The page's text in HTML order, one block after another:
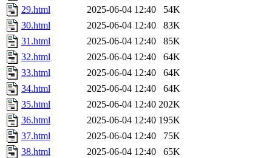
29.html
2025-06-04 12:40
54K
30.html
2025-06-04 12:40
83K
31.html
2025-06-04 12:40
85K
32.html
2025-06-04 12:40
64K
33.html
2025-06-04 12:40
64K
34.html
2025-06-04 12:40
64K
35.html
2025-06-04 12:40 202K
36.html
2025-06-04 12:40 195K
37.html
2025-06-04 12:40
75K
38.html
2025-06-04 12:40
65K